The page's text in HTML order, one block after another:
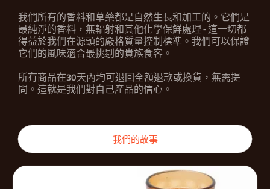
我們所有的香料和草藥都是自然生長和加工的。它們是
最純淨的香料，無輻射和其他化學保鮮處理 - 這一切都
得益於我們在源頭的嚴格質量控制標準。我們可以保證
它們的風味適合最挑剔的貴族食客。
所有商品在30天內均可退回全額退款或換貨，無需提
問。這就是我們對自己產品的信心。
我們的故事